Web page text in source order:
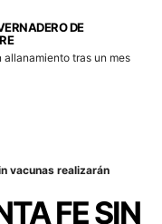
DE
tras un mes